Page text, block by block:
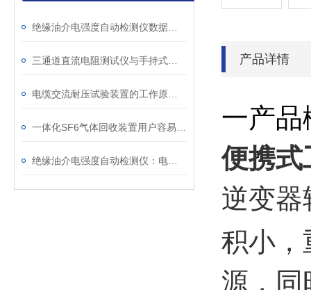
产品详情
一产品
便携式
逆变器
积小，
源，同